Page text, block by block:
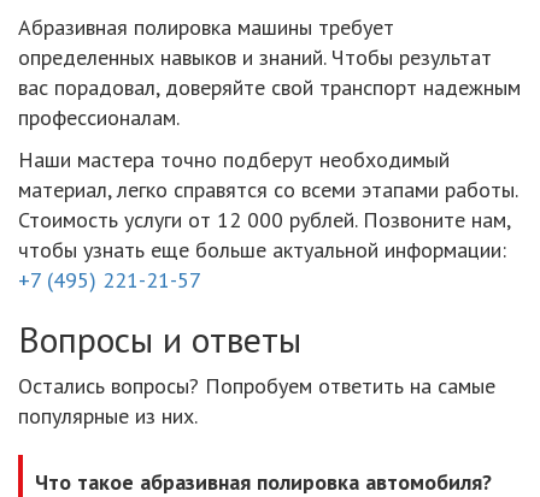
Абразивная полировка машины требует
определенных навыков и знаний. Чтобы результат
вас порадовал, доверяйте свой транспорт надежным
профессионалам.
Наши мастера точно подберут необходимый
материал, легко справятся со всеми этапами работы.
Стоимость услуги от 12 000 рублей. Позвоните нам,
чтобы узнать еще больше актуальной информации:
+7 (495) 221-21-57
Вопросы и ответы
Остались вопросы? Попробуем ответить на самые
популярные из них.
Что такое абразивная полировка автомобиля?